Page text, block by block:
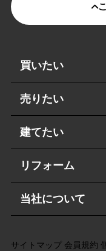
買いたい
売りたい
建てたい
リフォーム
当社について
サイトマップ 会員規約